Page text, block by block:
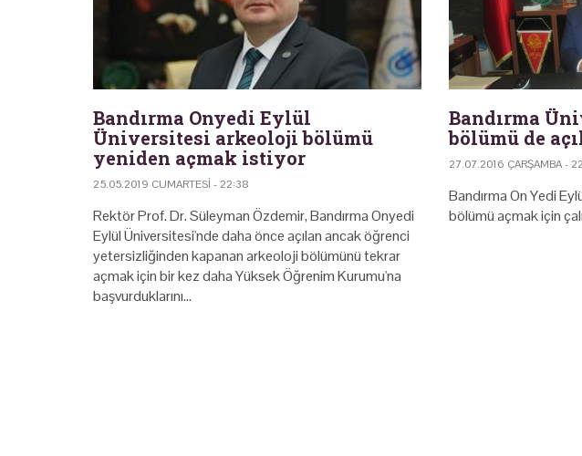
Bandırma Onyedi Eylül
Üniversitesi arkeoloji bölümü
yeniden açmak istiyor
25.05.2019 CUMARTESI - 22:38
Rektör Prof. Dr. Süleyman Özdemir, Bandırma Onyedi
Eylül Üniversitesi'nde daha önce açılan ancak öğrenci
yetersizliğinden kapanan arkeoloji bölümünü tekrar
açmak için bir kez daha Yüksek Öğrenim Kurumu'na
başvurduklarını…
Bandırma
bölümü de
27.07.2016 ÇARŞAMBA -
Bandırma On Yedi
bölümü açmak için